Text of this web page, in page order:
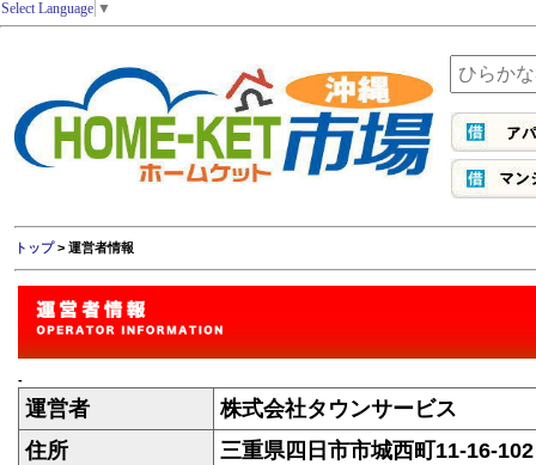
Select Language ▼
トップ> 運営者情報
-
運営者
株式会社タウンサービス
住所
三重県四日市市城西町11-16-102